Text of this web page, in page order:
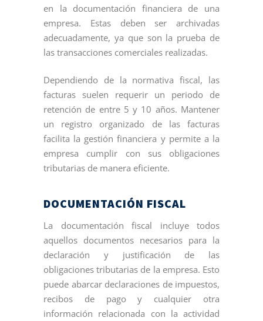
en la documentación financiera de una
empresa. Estas deben ser archivadas
adecuadamente, ya que son la prueba de
las transacciones comerciales realizadas.
Dependiendo de la normativa fiscal, las
facturas suelen requerir un periodo de
retención de entre 5 y 10 años. Mantener
un registro organizado de las facturas
facilita la gestión financiera y permite a la
empresa cumplir con sus obligaciones
tributarias de manera eficiente.
DOCUMENTACIÓN FISCAL
La documentación fiscal incluye todos
aquellos documentos necesarios para la
declaración y justificación de las
obligaciones tributarias de la empresa. Esto
puede abarcar declaraciones de impuestos,
recibos de pago y cualquier otra
información relacionada con la actividad